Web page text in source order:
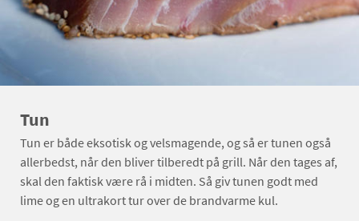
Tun
Tun er både eksotisk og velsmagende, og så er tunen også
allerbedst, når den bliver tilberedt på grill. Når den tages af,
skal den faktisk være rå i midten. Så giv tunen godt med
lime og en ultrakort tur over de brandvarme kul.